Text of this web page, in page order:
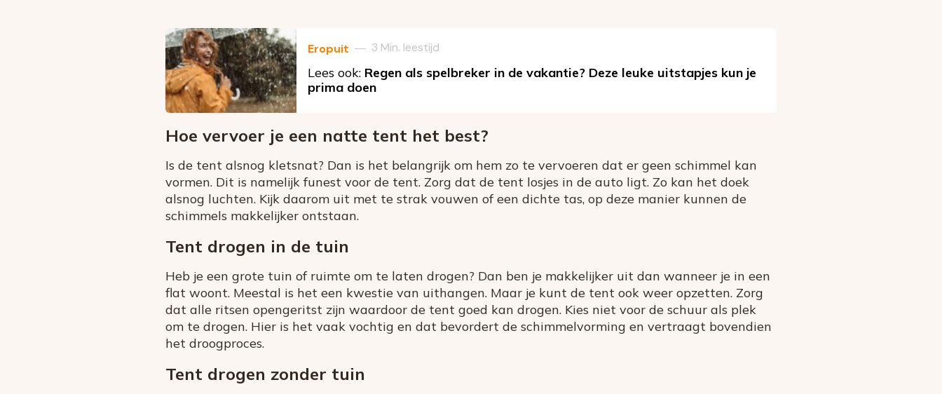
Eropuit — 3 Min. leestijd
Lees ook: Regen als spelbreker in de vakantie? Deze leuke uitstapjes kun je
prima doen
Hoe vervoer je een natte tent het best?
Is de tent alsnog kletsnat? Dan is het belangrijk om hem zo te vervoeren dat er geen schimmel kan
vormen. Dit is namelijk funest voor de tent. Zorg dat de tent losjes in de auto ligt. Zo kan het doek
alsnog luchten. Kijk daarom uit met te strak vouwen of een dichte tas, op deze manier kunnen de
schimmels makkelijker ontstaan.
Tent drogen in de tuin
Heb je een grote tuin of ruimte om te laten drogen? Dan ben je makkelijker uit dan wanneer je in een
flat woont. Meestal is het een kwestie van uithangen. Maar je kunt de tent ook weer opzetten. Zorg
dat alle ritsen opengeritst zijn waardoor de tent goed kan drogen. Kies niet voor de schuur als plek
om te drogen. Hier is het vaak vochtig en dat bevordert de schimmelvorming en vertraagt bovendien
het droogproces.
Tent drogen zonder tuin